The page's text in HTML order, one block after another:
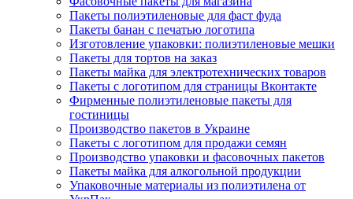
Пакеты полиэтиленовые для фаст фуда
Пакеты банан с печатью логотипа
Изготовление упаковки: полиэтиленовые мешки
Пакеты для тортов на заказ
Пакеты майка для электротехнических товаров
Пакеты с логотипом для страницы Вконтакте
Фирменные полиэтиленовые пакеты для
гостиницы
Производство пакетов в Украине
Пакеты с логотипом для продажи семян
Производство упаковки и фасовочных пакетов
Пакеты майка для алкогольной продукции
Упаковочные материалы из полиэтилена от